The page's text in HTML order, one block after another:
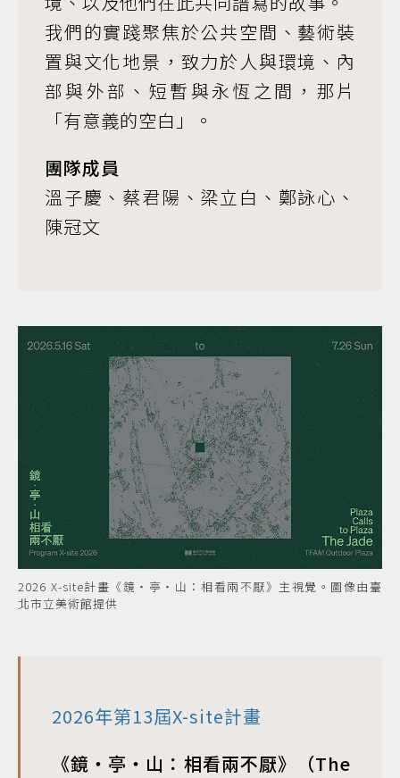
我們的實踐聚焦於公共空間、藝術裝
置與文化地景，致力於人與環境、內
部與外部、短暫與永恆之間，那片
「有意義的空白」。
團隊成員
溫子慶、蔡君陽、梁立白、鄭詠心、
陳冠文
2026 X-site計畫《鏡・亭・山：相看兩不厭》主視覺。圖像由臺
北市立美術館提供
2026年第13屆X-site計畫
《鏡・亭・山：相看兩不厭》（The